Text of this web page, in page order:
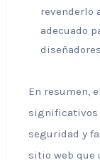
revenderlo
adecuado
En resumen,
significativos
seguridad y
sitio web que